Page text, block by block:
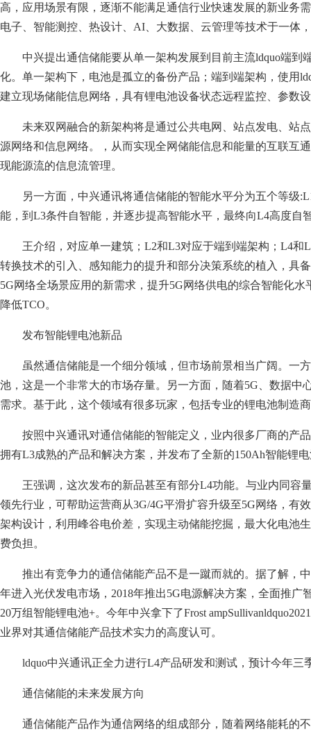
高，应用场景有限，逐渐不能满足通信行业快速发展的新业务
电子、智能测控、热设计、AI、大数据、云管理等技术于一体
中兴提出通信储能要从单一架构发展到目前主流ldquo端到
化。单一架构下，电池是孤立的备份产品；端到端架构，使用
建立现场储能信息网络，具有锂电池设备状态远程监控、参数
未来双网融合的新架构将是通过公共电网、站点发电、站
源网络和信息网络。，从而实现全网储能信息和能量的互联互
现能源流的信息流管理。
另一方面，中兴通讯将通信储能的智能水平分为五个等级
能，到L3条件自智能，并逐步提高智能水平，最终向L4高度自
王介绍，对应单一建筑；L2和L3对应于端到端架构；L4
转换技术的引入、感知能力的提升和部分决策系统的植入，具
5G网络全场景应用的新需求，提升5G网络供电的综合智能化
降低TCO。
发布智能锂电池新品
虽然通信储能是一个细分领域，但市场前景相当广阔。一
池，这是一个非常大的市场存量。另一方面，随着5G、数据中
需求。基于此，这个领域有很多玩家，包括专业的锂电池制造
按照中兴通讯对通信储能的智能定义，业内很多厂商的产
拥有L3成熟的产品和解决方案，并发布了全新的150Ah智能锂
王强调，这次发布的新品甚至有部分L4功能。与业内同容
领先行业，可帮助运营商从3G/4G平滑扩容升级至5G网络，有
架构设计，利用峰谷电价差，实现主动储能挖掘，最大化电池
费负担。
推出有竞争力的通信储能产品不是一蹴而就的。据了解，
年进入光伏发电市场，2018年推出5G电源解决方案，全面推
20万组智能锂电池+。今年中兴拿下了Frost
业界对其通信储能产品技术实力的高度认可。
ldquo中兴通讯正全力进行L4产品研发和测试，预计今年三
通信储能的未来发展方向
通信储能产品作为通信网络的组成部分，随着网络能耗的